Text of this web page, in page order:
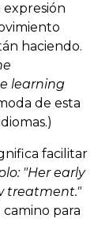
haciendo.
learning
de esta
facilitar
"Her early
treatment."
para